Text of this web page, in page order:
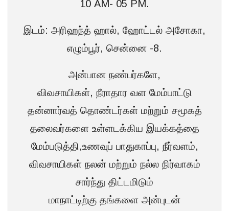
10 AM- 05 PM.
இடம்: அரிஹந்த் ஹால், ஹோட்டல் அசோகா,
எழும்பூர், சென்னை -8.
அன்பான நண்பர்களே,
விவசாயிகள், நீராதார வள மேம்பாட்டு
தன்னார்வத் தொண்டர்கள் மற்றும் சமூகத்
தலைவர்களை உள்ளடக்கிய இயக்கத்தை
மேம்படுத்தி,உணவுப் பாதுகாப்பு, நீர்வளம்,
விவசாயிகள் நலன் மற்றும் நல்ல நிர்வாகம்
சார்ந்து திட்டமிடும்
மாநாட்டிற்கு தங்களை அன்புடன்